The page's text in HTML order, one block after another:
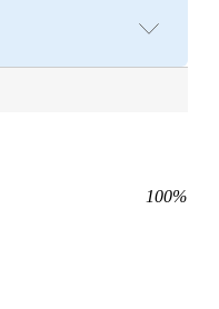
100%